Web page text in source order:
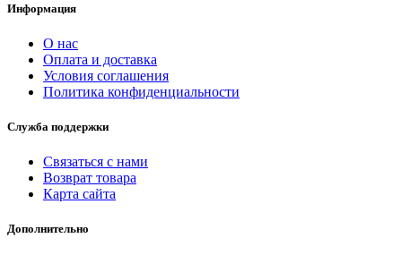
Информация
О нас
Оплата и доставка
Условия соглашения
Политика конфиденциальности
Служба поддержки
Связаться с нами
Возврат товара
Карта сайта
Дополнительно